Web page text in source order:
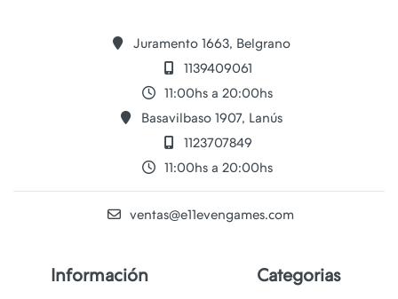
Juramento 1663, Belgrano
1139409061
11:00hs a 20:00hs
Basavilbaso 1907, Lanús
1123707849
11:00hs a 20:00hs
ventas@e11evengames.com
Información Categorias